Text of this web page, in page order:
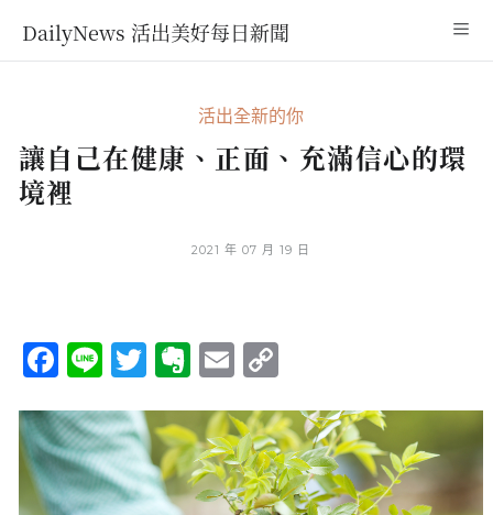
DailyNews 活出美好每日新聞
活出全新的你
讓自己在健康、正面、充滿信心的環
境裡
2021 年 07 月 19 日
Facebook
LineTwitterEvernote
Email